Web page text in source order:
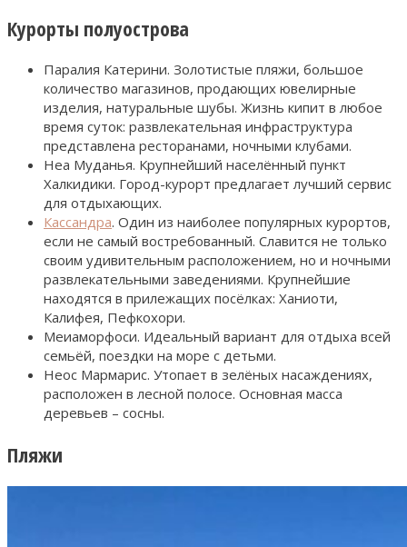
Курорты полуострова
Паралия Катерини. Золотистые пляжи, большое
количество магазинов, продающих ювелирные
изделия, натуральные шубы. Жизнь кипит в любое
время суток: развлекательная инфраструктура
представлена ресторанами, ночными клубами.
Неа Муданья. Крупнейший населённый пункт
Халкидики. Город-курорт предлагает лучший сервис
для отдыхающих.
Кассандра. Один из наиболее популярных курортов,
если не самый востребованный. Славится не только
своим удивительным расположением, но и ночными
развлекательными заведениями. Крупнейшие
находятся в прилежащих посёлках: Ханиоти,
Калифея, Пефкохори.
Меиаморфоси. Идеальный вариант для отдыха всей
семьёй, поездки на море с детьми.
Неос Мармарис. Утопает в зелёных насаждениях,
расположен в лесной полосе. Основная масса
деревьев – сосны.
Пляжи